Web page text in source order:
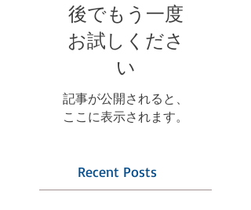
後でもう一度
お試しくださ
い
記事が公開されると、
ここに表示されます。
Recent Posts